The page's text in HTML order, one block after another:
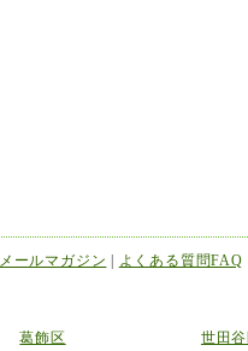
メールマガジン よくある質問FAQ
葛飾区
世田